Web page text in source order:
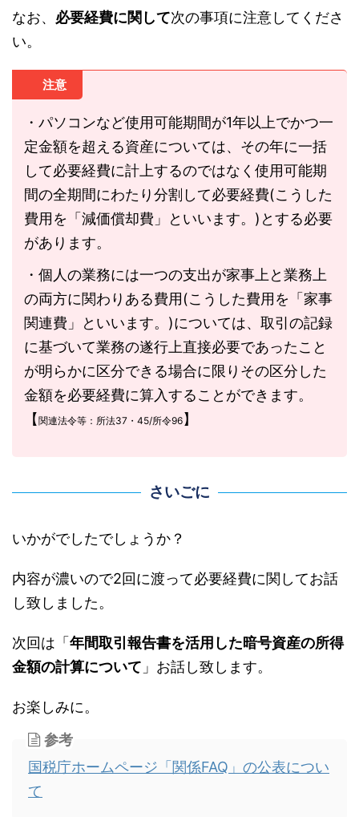
なお、 必要経費に関して次の事項に注意してくださ
い。
注意
・パソコンなど使用可能期間が1年以上でかつ一
定金額を超える資産については、その年に一括
して必要経費に計上するのではなく使用可能期
間の全期間にわたり分割して必要経費(こうした
費用を「減価償却費」といいます。)とする必要
があります。
・個人の業務には一つの支出が家事上と業務上
の両方に関わりある費用(こうした費用を「家事
関連費」といいます。)については、取引の記録
に基づいて業務の遂行上直接必要であったこと
が明らかに区分できる場合に限りその区分した
金額を必要経費に算入することができます。
【 関連法令等：所法37・45/所令96 】
さいごに
いかがでしたでしょうか？
内容が濃いので2回に渡って必要経費に関してお話
し致しました。
次回は「 年間取引報告書を活用した暗号資産の所得
金額の計算について 」お話し致します。
お楽しみに。
参考
国税庁ホームページ「関係FAQ」の公表につい
て